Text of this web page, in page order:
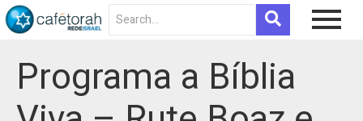
Programa a Bíblia